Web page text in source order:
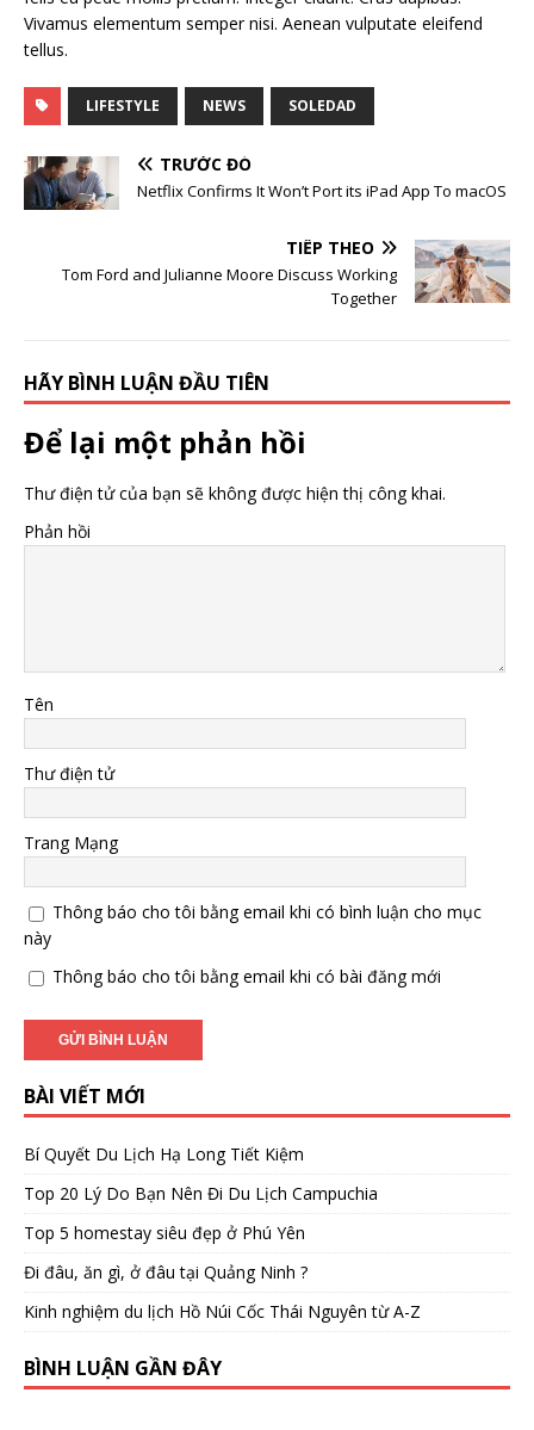
Vivamus elementum semper nisi. Aenean vulputate eleifend
tellus.
LIFESTYLE NEWS SOLEDAD
TRƯỚC ĐÓ
Netflix Confirms It Won’t Port its iPad App To macOS
TIẾP THEO
Tom Ford and Julianne Moore Discuss Working
Together
HÃY BÌNH LUẬN ĐẦU TIÊN
Để lại một phản hồi
Thư điện tử của bạn sẽ không được hiện thị công khai.
Phản hồi
Tên
Thư điện tử
Trang Mạng
Thông báo cho tôi bằng email khi có bình luận cho mục
này
Thông báo cho tôi bằng email khi có bài đăng mới
BÀI VIẾT MỚI
Bí Quyết Du Lịch Hạ Long Tiết Kiệm
Top 20 Lý Do Bạn Nên Đi Du Lịch Campuchia
Top 5 homestay siêu đẹp ở Phú Yên
Đi đâu, ăn gì, ở đâu tại Quảng Ninh ?
Kinh nghiệm du lịch Hồ Núi Cốc Thái Nguyên từ A-Z
BÌNH LUẬN GẦN ĐÂY